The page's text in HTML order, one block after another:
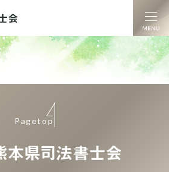
熊本県司法書士
Pagetop